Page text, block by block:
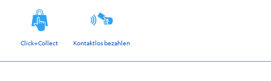
Click+Collect Kontaktlos bezahlen